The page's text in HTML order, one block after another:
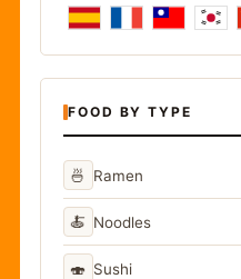
FOOD BY TYPE
🍜 Ramen
🍝 Noodles
🍣 Sushi